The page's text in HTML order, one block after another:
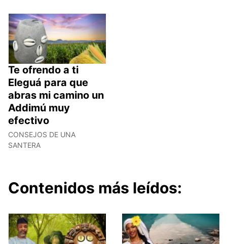
Te ofrendo a ti
Eleguá para que
abras mi camino un
Addimú muy
efectivo
CONSEJOS DE UNA
SANTERA
Contenidos más leídos: